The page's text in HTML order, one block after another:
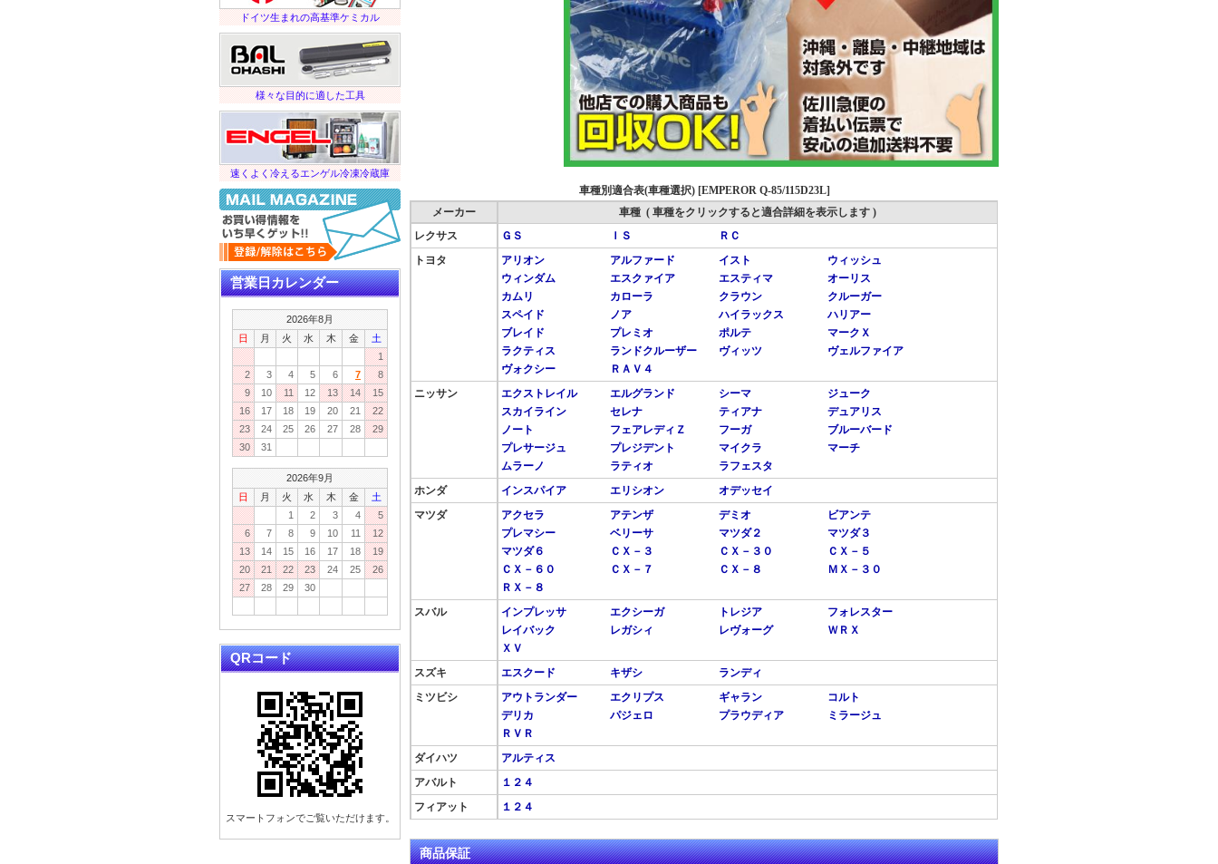
ドイツ生まれの高基準ケミカル
様々な目的に適した工具
速くよく冷えるエンゲル冷凍冷蔵庫
営業日カレンダー
2026年8月
日
月 火 水 木 金
土
1
2
3 4 5 6 7
8
9
10 11 12 13 14
15
16
17 18 19 20 21
22
23
24 25 26 27 28
29
30
31
2026年9月
日
月 火 水 木 金
土
1
2 3 4
5
6
7 8 9 10 11
12
13
14 15 16 17 18
19
20
21 22 23 24 25
26
27
28 29 30
QRコード
スマートフォンでご覧いただけます。
車種別適合表(車種選択) [EMPEROR Q-85/115D23L]
メーカー
車種 ( 車種をクリックすると適合詳細を表示します )
レクサス
ＧＳ ＩＳ
ＲＣ
トヨタ
アリオン アルファード イスト
ウィッシュ
ウィンダム
エスクァイア エスティマ
オーリス
カムリ
カローラ クラウン
クルーガー
スペイド
ノア ハイラックス
ハリアー
ブレイド
プレミオ ポルテ
マークＸ
ラクティス
ランドクルーザー ヴィッツ
ヴェルファイア
ヴォクシー
ＲＡＶ４
ニッサン
エクストレイル エルグランド シーマ
ジューク
スカイライン
セレナ ティアナ
デュアリス
ノート
フェアレディＺ フーガ
ブルーバード
プレサージュ
プレジデント マイクラ
マーチ
ムラーノ
ラティオ
ラフェスタ
ホンダ
インスパイア エリシオン
オデッセイ
マツダ
アクセラ アテンザ デミオ
ビアンテ
プレマシー
ベリーサ マツダ２
マツダ３
マツダ６
ＣＸ－３ ＣＸ－３０
ＣＸ－５
ＣＸ－６０
ＣＸ－７ ＣＸ－８
ＭＸ－３０
ＲＸ－８
スバル
インプレッサ エクシーガ トレジア
フォレスター
レイバック
レガシィ レヴォーグ
ＷＲＸ
ＸＶ
スズキ
エスクード キザシ
ランディ
ミツビシ
アウトランダー エクリプス ギャラン
コルト
デリカ
パジェロ プラウディア
ミラージュ
ＲＶＲ
ダイハツ
アルティス
アバルト
１２４
フィアット
１２４
商品保証